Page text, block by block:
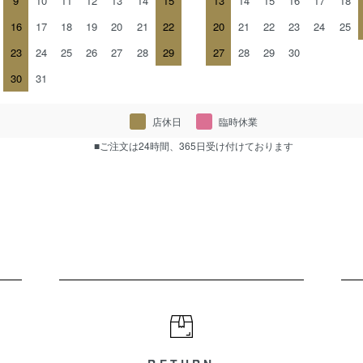
16
17 18 19 20 21
22
23
24 25 26 27 28
29
30
31
20
21 22 23 24 25
27
28 29 30
店休日
臨時休業
■ご注文は24時間、365日受け付けております